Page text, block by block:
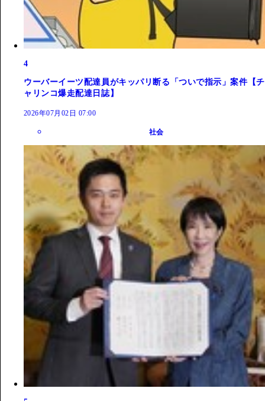
4
ウーバーイーツ配達員がキッパリ断る「ついで指示」案件【チ
ャリンコ爆走配達日誌】
2026年07月02日 07:00
社会